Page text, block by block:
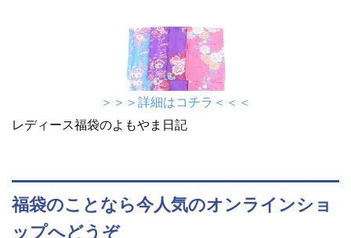
＞＞＞詳細はコチラ＜＜＜
レディース福袋のよもやま日記
福袋のことなら今人気のオンラインショ
ップへどうぞ